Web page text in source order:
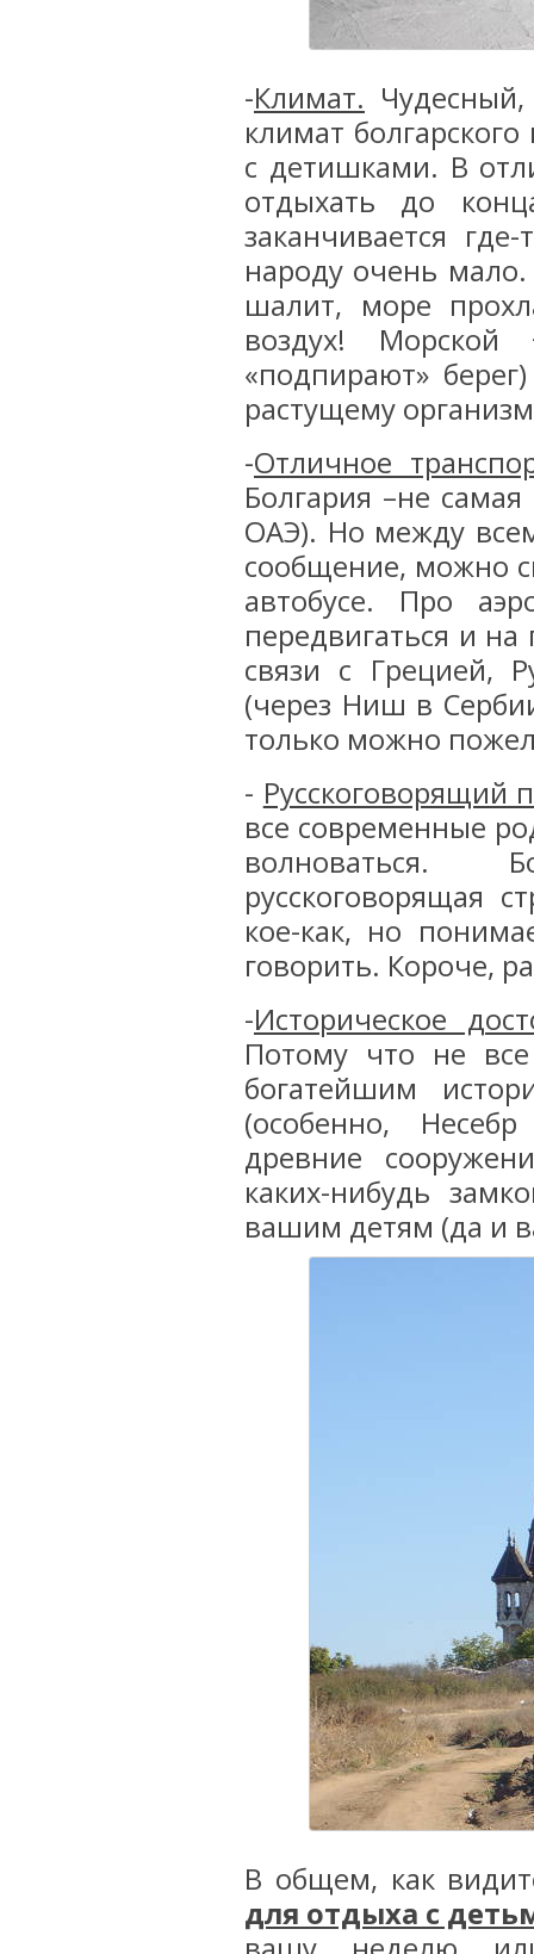
-Климат.
климат
с детишками. В
отдыхать до
заканчивается
народу очень
шалит, море
воздух!
«подпирают»
растущему
-Отличное
Болгария –не
ОАЭ). Но между
сообщение, можно
автобусе. Про
передвигаться и
связи с Грецией,
(через Ниш в
только можно
- Русскоговорящий
все современные
волноваться.
русскоговорящая
кое-как, но
говорить. Короче,
-Историческое
Потому что не
богатейшим
(особенно,
древние
каких-нибудь
вашим детям (да и
В общем, как
для отдыха с